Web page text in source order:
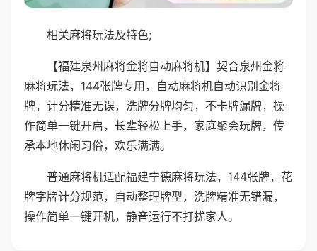
相关麻将玩法及特色;
【福建泉州麻将金将自动麻将机】契合泉州金将
麻将玩法，144张牌专用，自动麻将机自动识别金将
牌，计分精准无误，洗牌分牌均匀，不卡牌漏牌，操
作简单一键开启，长辈轻松上手，家庭聚会玩牌，传
承本地休闲习俗，欢乐满满。
普通麻将机适配福建宁德麻将玩法，144张牌，花
牌字牌计分规范，自动整理牌型，洗牌精准无错漏，
操作简单一键开机，静音运行不打扰家人。